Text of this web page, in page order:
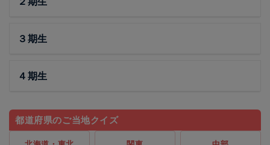
３期生
４期生
都道府県のご当地クイズ